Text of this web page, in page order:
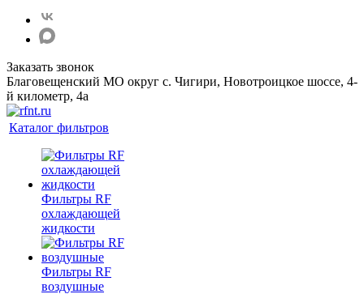
Заказать звонок
Благовещенский МО округ с. Чигири, Новотроицкое шоссе, 4-
й километр, 4а
Каталог фильтров
Фильтры RF
охлаждающей
жидкости
Фильтры RF
воздушные